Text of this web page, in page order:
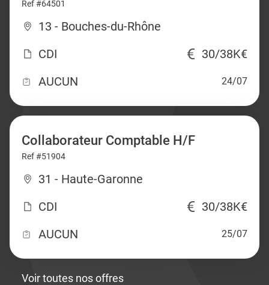
Ref #64501
13 - Bouches-du-Rhône
CDI
30/38K€
AUCUN
24/07
Collaborateur Comptable H/F
Ref #51904
31 - Haute-Garonne
CDI
30/38K€
AUCUN
25/07
Voir toutes nos offres